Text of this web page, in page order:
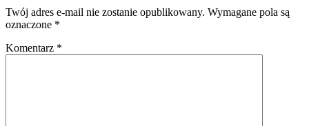
Twój adres e-mail nie zostanie opublikowany. Wymagane pola są
oznaczone *
Komentarz *